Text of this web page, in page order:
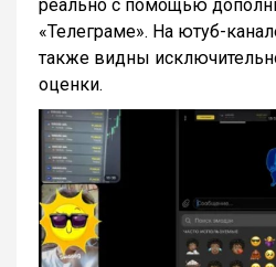
реально с помощью
«Телеграме». На ютуб-
также видны
оценки.